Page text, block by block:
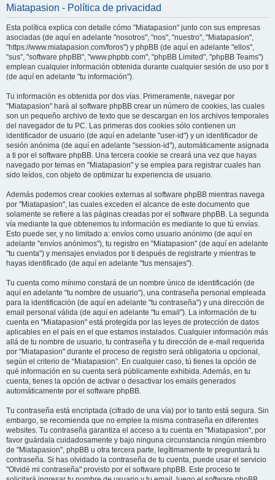
Miatapasion - Política de privacidad
Esta política explica con detalle cómo "Miatapasion" junto con sus empresas
asociadas (de aquí en adelante "nosotros", "nos", "nuestro", "Miatapasion",
"https://www.miatapasion.com/foros") y phpBB (de aquí en adelante "ellos",
"sus", "software phpBB", "www.phpbb.com", "phpBB Limited", "phpBB Teams")
emplean cualquier información obtenida durante cualquier sesión de uso por ti
(de aquí en adelante "tu información").
Tu información es obtenida por dos vías. Primeramente, navegar por
"Miatapasion" hará al software phpBB crear un número de cookies, las cuales
son un pequeño archivo de texto que se descargan en los archivos temporales
del navegador de tu PC. Las primeras dos cookies sólo contienen un
identificador de usuario (de aquí en adelante "user-id") y un identificador de
sesión anónima (de aquí en adelante "session-id"), automáticamente asignada
a ti por el software phpBB. Una tercera cookie se creará una vez que hayas
navegado por temas en "Miatapasion" y se emplea para registrar cuales han
sido leídos, con objeto de optimizar tu experiencia de usuario.
Además podemos crear cookies externas al software phpBB mientras navega
por "Miatapasion", las cuales exceden el alcance de este documento que
solamente se refiere a las páginas creadas por el software phpBB. La segunda
vía mediante la que obtenemos tu información es mediante lo que tú envías.
Esto puede ser, y no limitado a: envíos como usuario anónimo (de aquí en
adelante "envíos anónimos"), tu registro en "Miatapasion" (de aquí en adelante
"tu cuenta") y mensajes enviados por ti después de registrarte y mientras te
hayas identificado (de aquí en adelante "tus mensajes").
Tu cuenta como mínimo constará de un nombre único de identificación (de
aquí en adelante "tu nombre de usuario"), una contraseña personal empleada
para la identificación (de aquí en adelante "tu contraseña") y una dirección de
email personal válida (de aquí en adelante "tu email"). La información de tu
cuenta en "Miatapasion" está protegida por las leyes de protección de datos
aplicables en el país en el que estamos instalados. Cualquier información más
allá de tu nombre de usuario, tu contraseña y tu dirección de e-mail requerida
por "Miatapasion" durante el proceso de registro será obligatoria u opcional,
según el criterio de “Miatapasion”. En cualquier caso, tú tienes la opción de
qué información en su cuenta será públicamente exhibida. Además, en tu
cuenta, tienes la opción de activar o desactivar los emails generados
automáticamente por el software phpBB.
Tu contraseña está encriptada (cifrado de una vía) por lo tanto está segura. Sin
embargo, se recomienda que no emplee la misma contraseña en diferentes
websites. Tu contraseña garantiza el acceso a tu cuenta en "Miatapasion", por
favor guárdala cuidadosamente y bajo ninguna circunstancia ningún miembro
de "Miatapasion", phpBB u otra tercera parte, legítimamente te preguntará tu
contraseña. Si has olvidado la contraseña de tu cuenta, puede usar el servicio
"Olvidé mi contraseña" provisto por el software phpBB. Este proceso te